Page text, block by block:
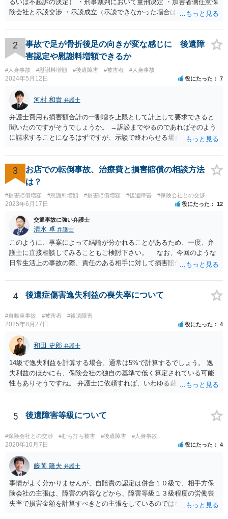
るいは不起訴の決定） ・刑事裁判において量刑決定 ・加害者側任意保
険会社と示談交渉 ・示談成立（示談できなかった場合は裁判） となり
加害者に対する処罰感情など尋ねられるはずですので、率直にお答え
になるとよいと思います。
2
事故で足が骨折後足の向きが変な感じに 後遺障
害認定や慰謝料増額できるか
#人身事故 #慰謝料増額 #後遺障害 #被害者 #人身事故
2024年5月12日 役にたった 7
河村 和貴 弁護士
弁護士費用も損害額合計の一割増を上限として計上して要求できると
聞いたのですがそうでしょうか。 →訴訟までやるのであればそのよう
に請求することになるはずですが、示談で終わらせる場合には、そこ
ならほとんど充足できるか多くが返ってくるイメージなので頼むのも
いいかなと思うのですが。 →LAC基準でもそうかもしれませんし、交
通事故事案ではより定額の費用としている法律事務所も多いように思
います。費用面も含めて、弁護士さんを検討してみるとよいかもしれ
ませんね。 かなり具体的な話も多くなっているので、法律事務所に問
い合わせてみるとよいと思います。
3
お店での転倒事故、治療費と損害賠償の相談方法
は？
#損害賠償増額 #慰謝料増額 #損害賠償増額 #後遺障害 #保険会社との交渉
2023年6月17日 役にたった 12
交通事故に強い弁護士
清水 卓 弁護士
このように、事案によって結論が分かれることがあるため、一度、弁
護士に直接相談してみることもご検討下さい。 なお、今回のような
日常生活上の事故の際、責任のある相手に対して損害賠償請求する際
す（ご自宅の火災保険や自動車の任意保険等を確認してみて下さい。
加入したつもりがなくても、確認してみたら付いていたということが
4 後遺症傷害逸失利益の喪失率について
#自動車事故 #被害者 #後遺障害
2025年8月27日 役にたった 4
和田 史郎 弁護士
14級で逸失利益を計算する場合、通常は5%で計算するでしょう。 逸
失利益のほかにも、保険会社の独自の基準で低く算定されている可能
性もありそうですね。 弁護士に依頼すれば、いわゆる裁判基準程度の
5 後遺障害等級について
#保険会社との交渉 #むち打ち被害 #後遺障害 #人身事故
2020年10月7日 役にたった 4
藤岡 隆夫 弁護士
事情がよく分かりませんが、自賠責の認定は併合１０級で、相手方保
険会社の主張は、障害の内容などから、障害等級１３級程度の労働喪
失率で損害金額を計算すべきとの主張をしているのではないでしょう